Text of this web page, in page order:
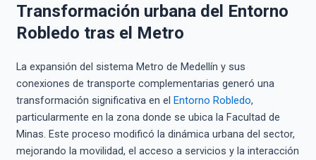
Transformación urbana del Entorno
Robledo tras el Metro
La expansión del sistema Metro de Medellín y sus
conexiones de transporte complementarias generó una
transformación significativa en el Entorno Robledo,
particularmente en la zona donde se ubica la Facultad de
Minas. Este proceso modificó la dinámica urbana del sector,
mejorando la movilidad, el acceso a servicios y la interacción